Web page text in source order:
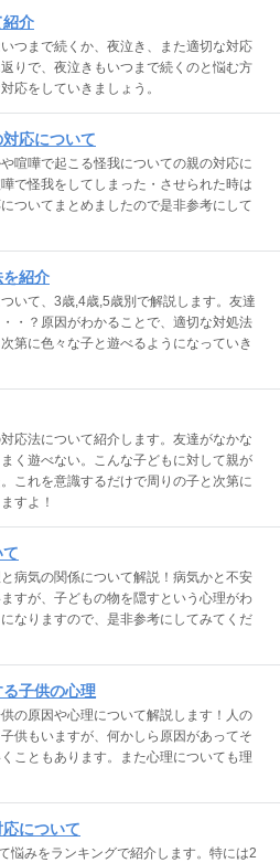
紹介
つまで続くか、夜泣き、また適切な対応
りで、夜泣きもいつまで続くのと悩む方
応をしていきましょう。
応について
喧嘩で起こる怪我についての親の対応に
で怪我をしてしまった・させられた時は
ついてまとめましたので是非参考にして
紹介
いて、3歳,4歳,5歳別で解説します。友達
・？原因がわかることで、適切な対処法
第に色々な子と遊べるようになっていき
応法について紹介します。友達がなかな
く遊べない。こんな子どもに対して親が
これを意識するだけで周りの子と次第に
すよ！
病気の関係について解説！病気かと不安
すが、子どもの物を隠すという心理がわ
なりますので、是非参考にしてみてくだ
子供の心理
の原因や心理について解説します！人の
供もいますが、何かしら原因があってそ
こともあります。また心理についても理
について
悩みをランキングで紹介します。特には2